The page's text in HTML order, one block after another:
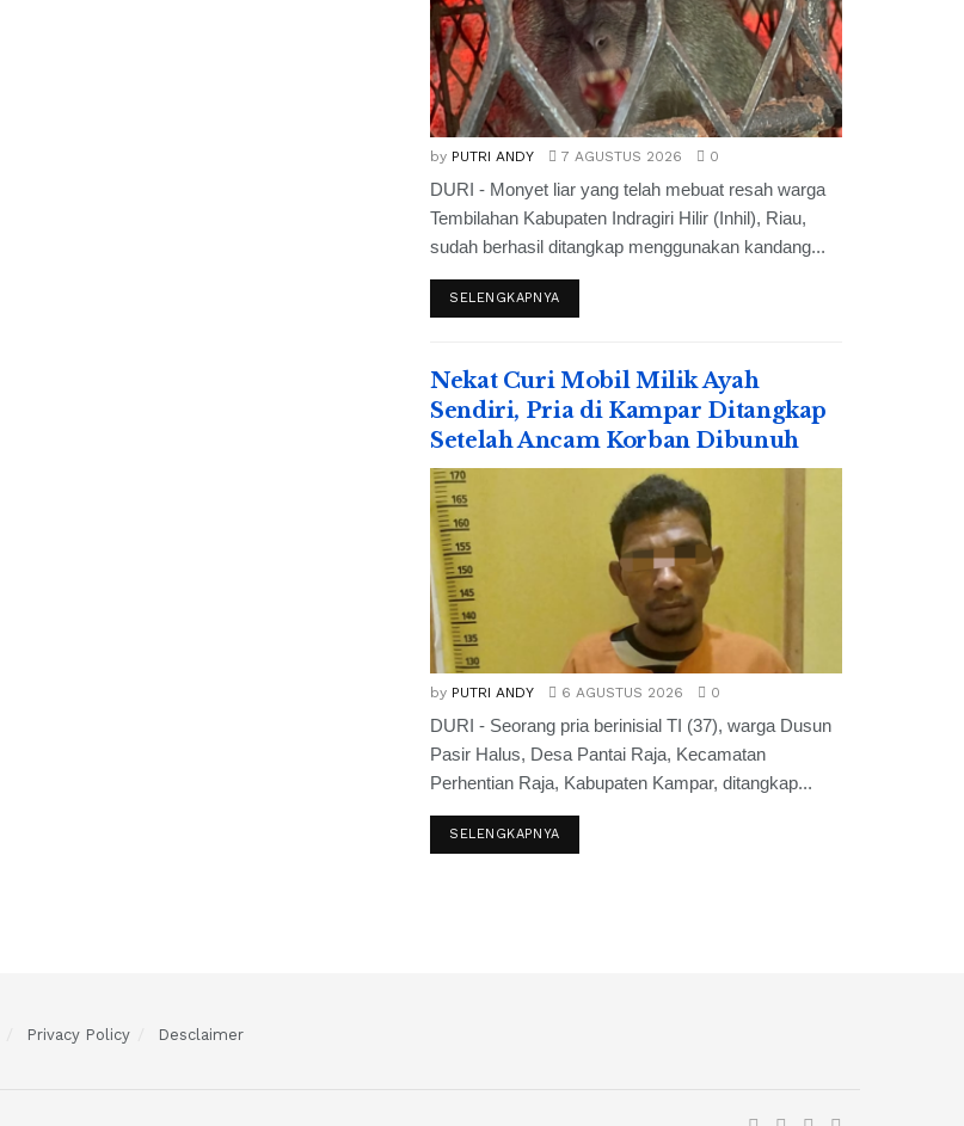
by PUTRI ANDY 7 AGUSTUS 2026 0
DURI - Monyet liar yang telah mebuat resah warga
Tembilahan Kabupaten Indragiri Hilir (Inhil), Riau,
sudah berhasil ditangkap menggunakan kandang...
SELENGKAPNYA
Nekat Curi Mobil Milik Ayah
Sendiri, Pria di Kampar Ditangkap
Setelah Ancam Korban Dibunuh
by PUTRI ANDY 6 AGUSTUS 2026 0
DURI - Seorang pria berinisial TI (37), warga Dusun
Pasir Halus, Desa Pantai Raja, Kecamatan
Perhentian Raja, Kabupaten Kampar, ditangkap...
SELENGKAPNYA
Privacy Policy Desclaimer